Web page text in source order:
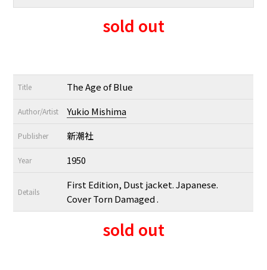
sold out
Title The Age of Blue
Author/Artist Yukio Mishima
Publisher 新潮社
Year 1950
Details
First Edition, Dust jacket. Japanese.
Cover Torn Damaged .
sold out